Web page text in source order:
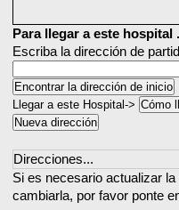
Para llegar a este hospital
Escriba la dirección de
Llegar a este Hospital->
Direcciones...
Si es necesario actualizar
cambiarla, por favor ponte